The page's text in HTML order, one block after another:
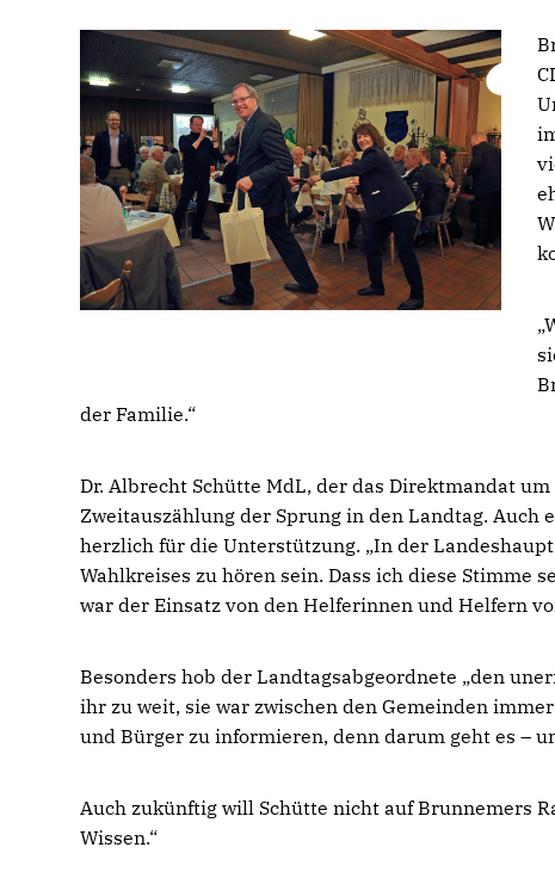
der Familie.“
Dr. Albrecht Schütte MdL, der das Direktmandat
Zweitauszählung der Sprung in den Landtag.
herzlich für die Unterstützung. „In der
Wahlkreises zu hören sein. Dass ich diese Stimme
war der Einsatz von den Helferinnen und Helfern
Besonders hob der Landtagsabgeordnete „den
ihr zu weit, sie war zwischen den Gemeinden
und Bürger zu informieren, denn darum geht es –
Auch zukünftig will Schütte nicht auf Brunnemers
Wissen.“